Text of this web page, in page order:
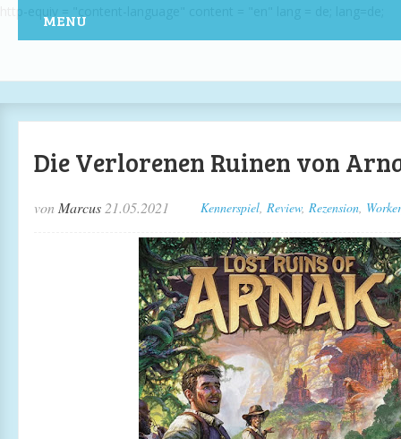
MENU
Die Verlorenen Ruinen von
von Marcus 21.05.2021 Kennerspiel, Review, Rezension,